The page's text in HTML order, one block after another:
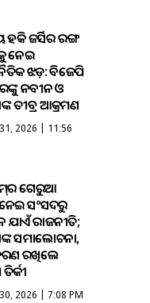
ହକି ଜର୍ସିର ରଙ୍ଗ
ନେଇ
ଝଡ଼: ବିଜେପି
ନବୀନ ଓ
ତୀବ୍ର ଆକ୍ରମଣ
2026 | 11:56
ଗେରୁଆ
ସଂସଦରୁ
ଯାଏଁ ରାଜନୀତି;
ସମାଲୋଚନା,
ରଖିଲେ
2026 | 7:08 PM